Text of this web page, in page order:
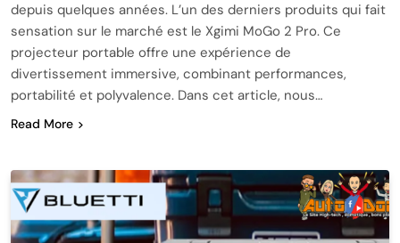
depuis quelques années. L’un des derniers produits qui fait
sensation sur le marché est le Xgimi MoGo 2 Pro. Ce
projecteur portable offre une expérience de
divertissement immersive, combinant performances,
portabilité et polyvalence. Dans cet article, nous…
Read More